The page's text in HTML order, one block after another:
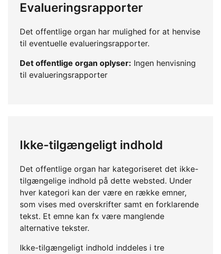
Evalueringsrapporter
Det offentlige organ har mulighed for at henvise
til eventuelle evalueringsrapporter.
Det offentlige organ oplyser: Ingen henvisning
til evalueringsrapporter
Ikke-tilgængeligt indhold
Det offentlige organ har kategoriseret det ikke-
tilgængelige indhold på dette websted. Under
hver kategori kan der være en række emner,
som vises med overskrifter samt en forklarende
tekst. Et emne kan fx være manglende
alternative tekster.
Ikke-tilgængeligt indhold inddeles i tre